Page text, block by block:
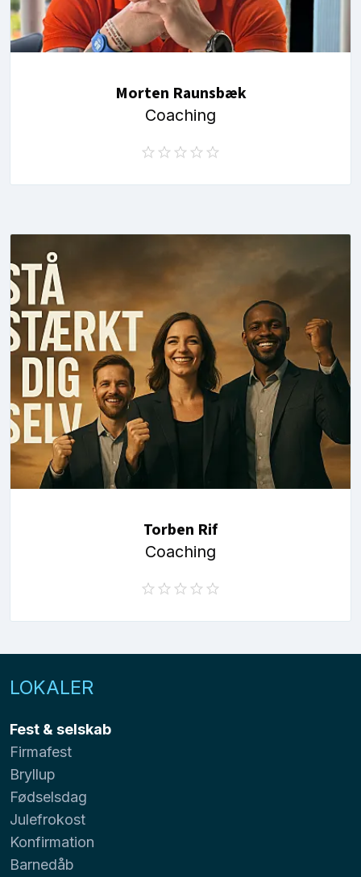
Morten Raunsbæk
Coaching
Torben Rif
Coaching
LOKALER
Fest & selskab
Firmafest
Bryllup
Fødselsdag
Julefrokost
Konfirmation
Barnedåb